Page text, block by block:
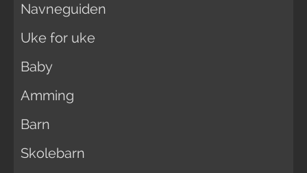
Navneguiden
Uke for uke
Baby
Amming
Barn
Skolebarn